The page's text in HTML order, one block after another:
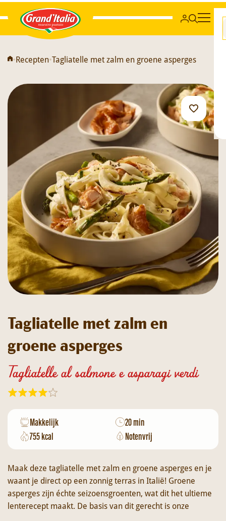
Grand'Italia
•Recepten•Tagliatelle met zalm en groene asperges
Tagliatelle met zalm en
groene asperges
Tagliatelle al salmone e asparagi verdi
Makkelijk
20 min
755 kcal
Notenvrij
Maak deze tagliatelle met zalm en groene asperges en je
waant je direct op een zonnig terras in Italië! Groene
asperges zijn échte seizoensgroenten, wat dit het ultieme
lenterecept maakt. De basis van dit gerecht is onze